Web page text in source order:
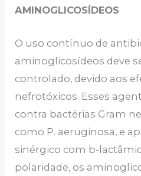
AMINOGLICOSÍDEOS
O uso contínuo de
aminoglicosídeos deve
controlado, devido aos
nefrotóxicos. Esses
contra bactérias Gram
como P. aeruginosa, e
sinérgico com b-
polaridade, os